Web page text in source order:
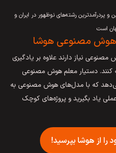
پردرآمدترین رشته‌های نوظهور در ایران و
است
هوش مصنوعی هوشا
نیاز دارند علاوه بر یادگیری
کنند. دستیار معلم هوش مصنوعی
که با مدل‌های هوش مصنوعی به
یاد بگیرید و پروژه‌های کوچک
را از هوشا بپرسید!